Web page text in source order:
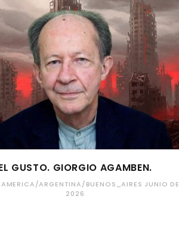
GUSTO. GIORGIO AGAMBEN.
ARGENTINA/BUENOS_AIRES JUNIO DE
2026